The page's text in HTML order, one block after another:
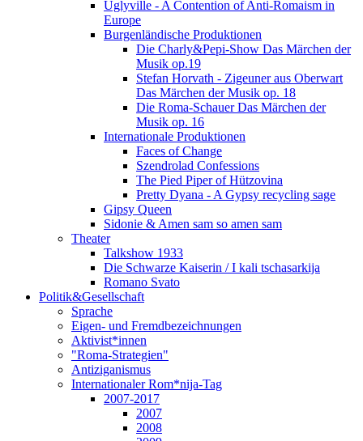
Uglyville - A Contention of Anti-Romaism in
Europe
Burgenländische Produktionen
Die Charly&Pepi-Show Das Märchen der
Musik op.19
Stefan Horvath - Zigeuner aus Oberwart
Das Märchen der Musik op. 18
Die Roma-Schauer Das Märchen der
Musik op. 16
Internationale Produktionen
Faces of Change
Szendrolad Confessions
The Pied Piper of Hützovina
Pretty Dyana - A Gypsy recycling sage
Gipsy Queen
Sidonie & Amen sam so amen sam
Theater
Talkshow 1933
Die Schwarze Kaiserin / I kali tschasarkija
Romano Svato
Politik&Gesellschaft
Sprache
Eigen- und Fremdbezeichnungen
Aktivist*innen
"Roma-Strategien"
Antiziganismus
Internationaler Rom*nija-Tag
2007-2017
2007
2008